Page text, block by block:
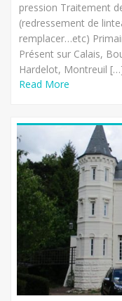
pression Traitement
(redressement de
remplacer…etc)
Présent sur Calais,
Hardelot, Montreuil
Read More